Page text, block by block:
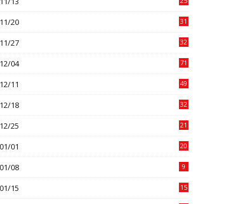
20 31
27 32
04 71
11 49
18 32
25 21
01 20
08 9
15 15